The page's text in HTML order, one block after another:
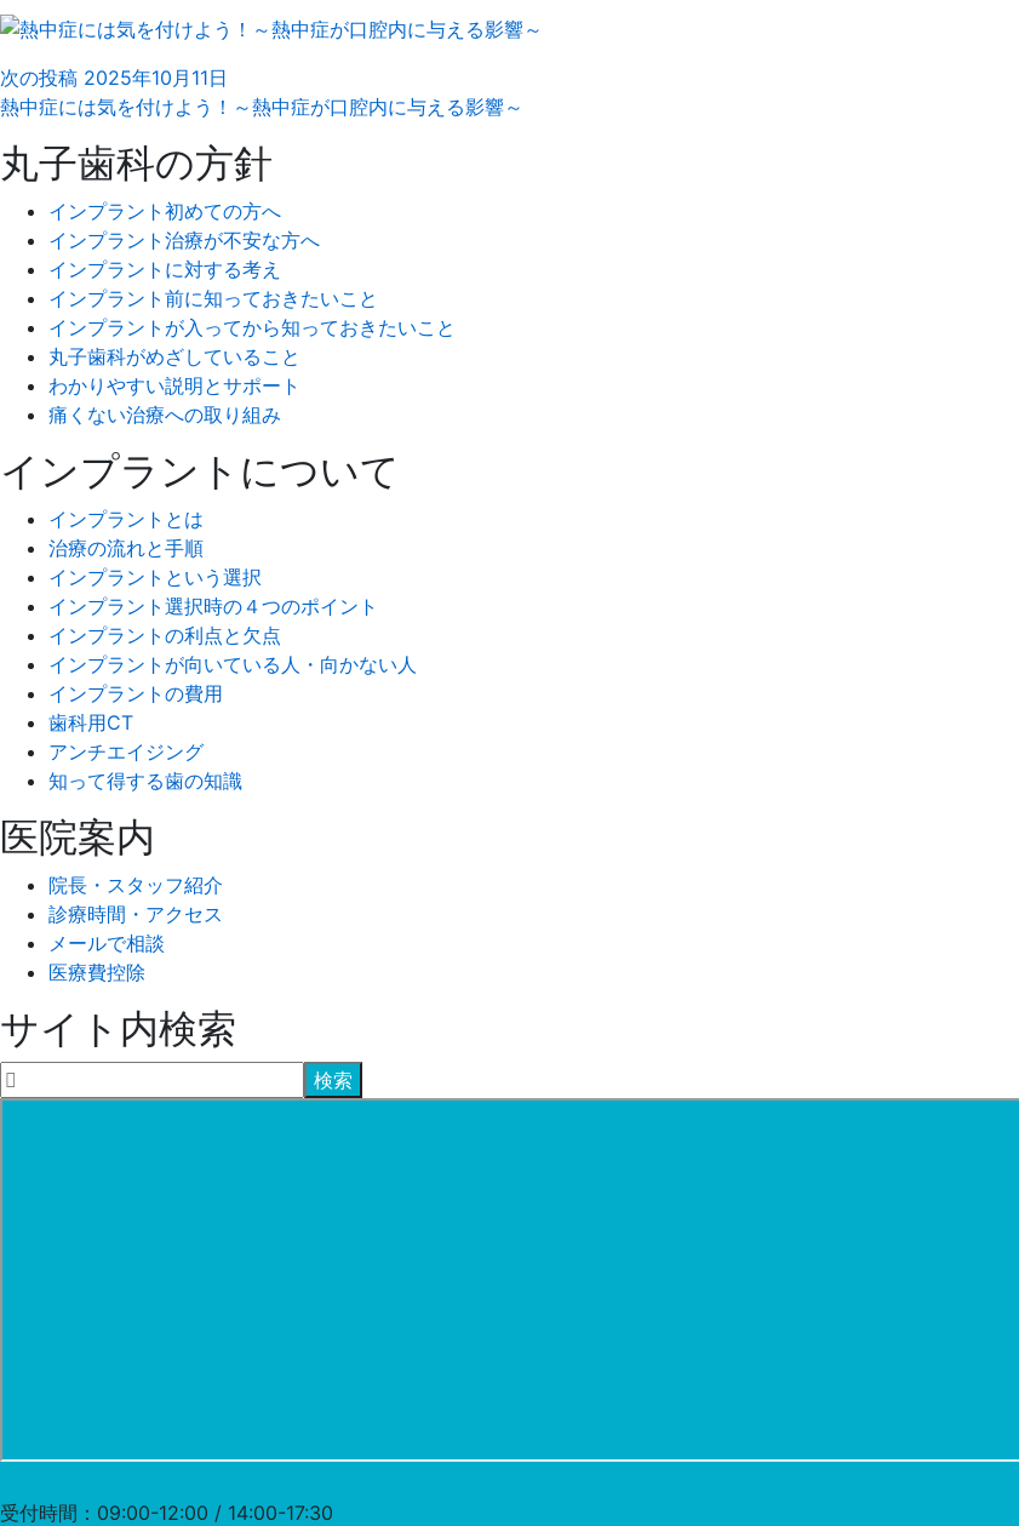
次の投稿 2025年10月11日
熱中症には気を付けよう！～熱中症が口腔内に与える影響～
丸子歯科の方針
インプラント初めての方へ
インプラント治療が不安な方へ
インプラントに対する考え
インプラント前に知っておきたいこと
インプラントが入ってから知っておきたいこと
丸子歯科がめざしていること
わかりやすい説明とサポート
痛くない治療への取り組み
インプラントについて
インプラントとは
治療の流れと手順
インプラントという選択
インプラント選択時の４つのポイント
インプラントの利点と欠点
インプラントが向いている人・向かない人
インプラントの費用
歯科用CT
アンチエイジング
知って得する歯の知識
医院案内
院長・スタッフ紹介
診療時間・アクセス
メールで相談
医療費控除
サイト内検索
受付時間：09:00-12:00 / 14:00-17:30